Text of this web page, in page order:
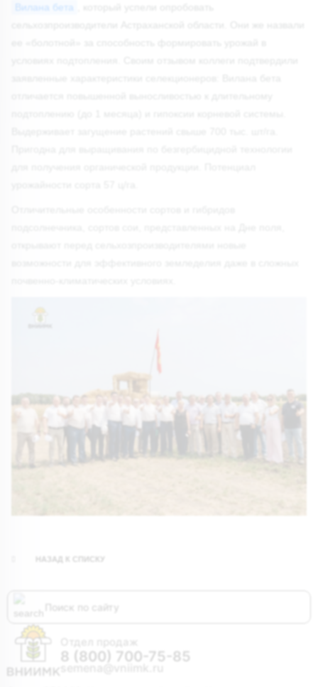
Вилана бета
Отдел продаж
8 (800) 700-75-85